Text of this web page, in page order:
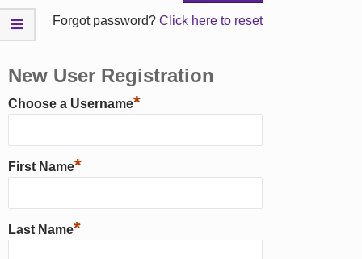
Forgot password? Click here to reset
New User Registration
Choose a Username*
First Name*
Last Name*